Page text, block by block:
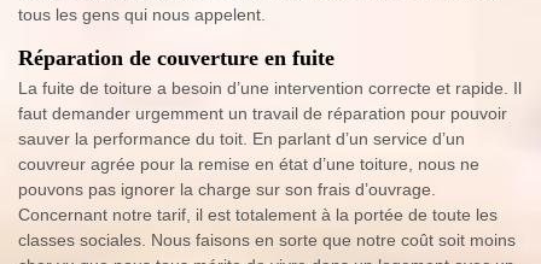
tous les gens qui nous appelent.
Réparation de couverture en fuite
La fuite de toiture a besoin d’une intervention correcte et rapide. Il
faut demander urgemment un travail de réparation pour pouvoir
sauver la performance du toit. En parlant d’un service d’un
couvreur agrée pour la remise en état d’une toiture, nous ne
pouvons pas ignorer la charge sur son frais d’ouvrage.
Concernant notre tarif, il est totalement à la portée de toute les
classes sociales. Nous faisons en sorte que notre coût soit moins